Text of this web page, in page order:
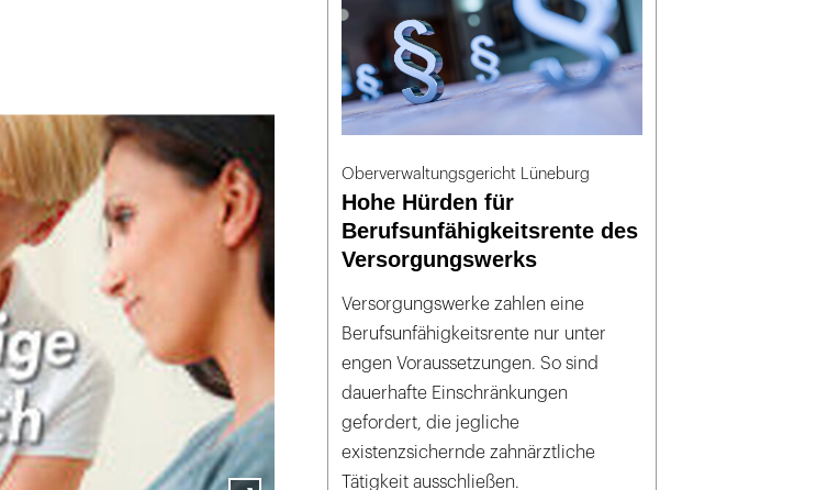
Oberverwaltungsgericht Lüneburg
Hohe Hürden für
Berufsunfähigkeitsrente des
Versorgungswerks
Versorgungswerke zahlen eine
Berufsunfähigkeitsrente nur unter
engen Voraussetzungen. So sind
dauerhafte Einschränkungen
gefordert, die jegliche
existenzsichernde zahnärztliche
Tätigkeit ausschließen.